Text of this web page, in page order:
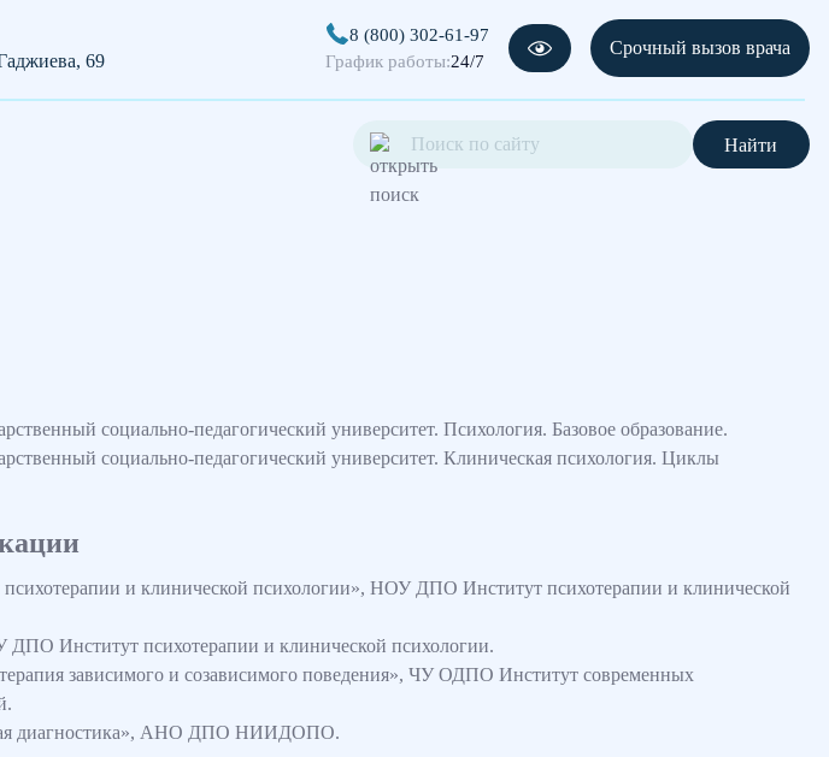
69
8 (800) 302-61-97
График работы:24/7
Срочный вызов врача
Найти
социально-педагогический университет. Психология. Базовое образование.
социально-педагогический университет. Клиническая психология. Циклы
и клинической психологии», НОУ ДПО Институт психотерапии и клинической
Институт психотерапии и клинической психологии.
зависимого и созависимого поведения», ЧУ ОДПО Институт современных
диагностика», АНО ДПО НИИДОПО.